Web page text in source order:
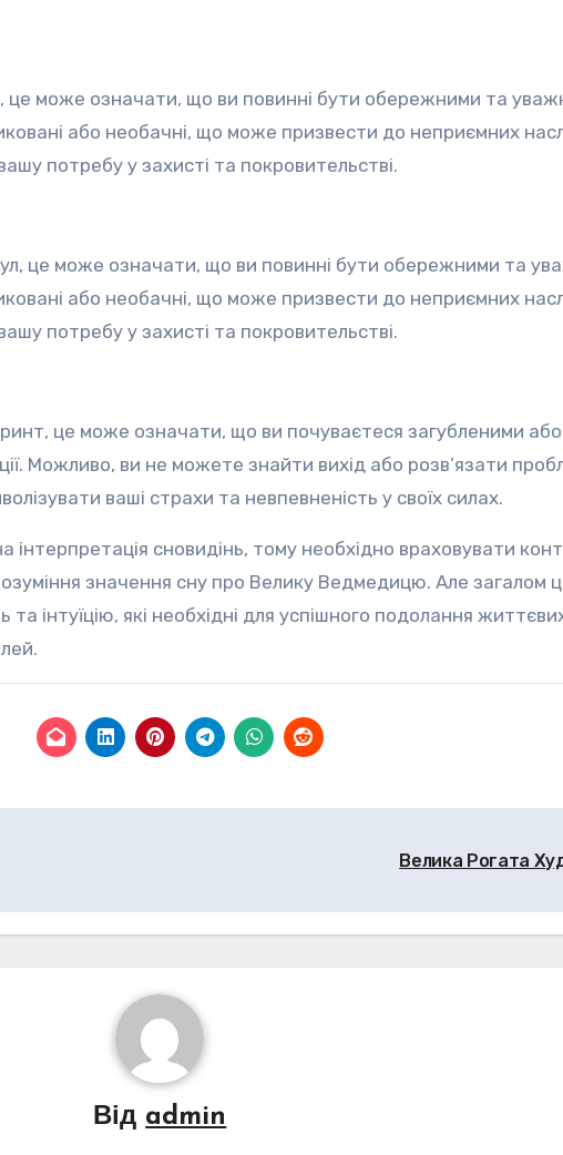
може означати, що ви повинні бути обережними та
або необачні, що може призвести до неприємних
потребу у захисті та покровительстві.
це може означати, що ви повинні бути обережними та
або необачні, що може призвести до неприємних
потребу у захисті та покровительстві.
це може означати, що ви почуваєтеся загубленими або
Можливо, ви не можете знайти вихід або розв’язати
ваші страхи та невпевненість у своїх силах.
інтерпретація сновидінь, тому необхідно враховувати
значення сну про Велику Ведмедицю. Але загалом
інтуїцію, які необхідні для успішного подолання
Велика Рогата
Від admin